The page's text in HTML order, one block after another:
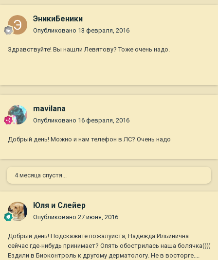
ЭникиБеники
Опубликовано 13 февраля, 2016
Здравствуйте! Вы нашли Левятову? Тоже очень надо.
mavilana
Опубликовано 16 февраля, 2016
Добрый день! Можно и нам телефон в ЛС? Очень надо
4 месяца спустя...
Юля и Слейер
Опубликовано 27 июня, 2016
Добрый день! Подскажите пожалуйста, Надежда Ильинична
сейчас где-нибудь принимает? Опять обострилась наша болячка((((
Ездили в Биоконтроль к другому дерматологу. Не в восторге....